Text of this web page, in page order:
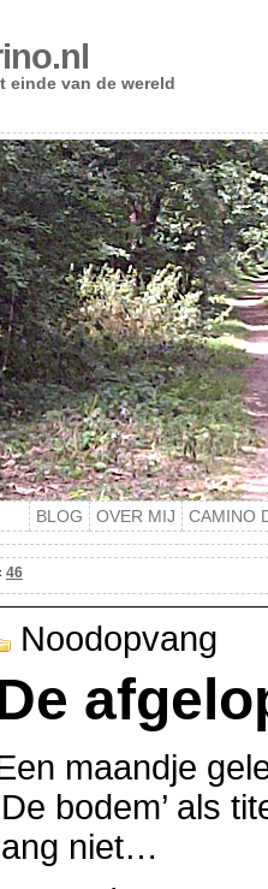
einde van de wereld
BLOG OVER MIJ CAMINO
46
Noodopvang
maandje
bodem’ als
niet…